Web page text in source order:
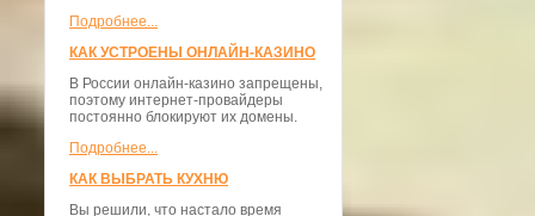
Подробнее...
КАК УСТРОЕНЫ ОНЛАЙН-КАЗИНО
В России онлайн-казино запрещены,
поэтому интернет-провайдеры
постоянно блокируют их домены.
Подробнее...
КАК ВЫБРАТЬ КУХНЮ
Вы решили, что настало время